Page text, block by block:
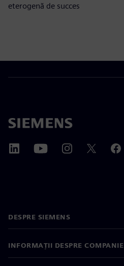
eterogenă de succes
DESPRE SIEMENS
INFORMAȚII DESPRE COMPANIE